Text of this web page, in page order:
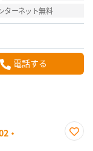
ターネット無料
電話する
・